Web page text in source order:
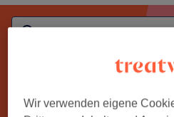
Wir verwenden eigene